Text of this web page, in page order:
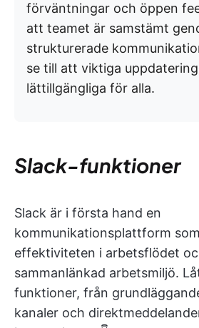
förväntningar och öppen
att teamet är samstämt
strukturerade
se till att viktiga
lättillgängliga för alla.
Slack-funktioner
Slack är i första hand en
kommunikationsplattform
effektiviteten i arbetsflödet
sammanlänkad arbetsmiljö.
funktioner, från
kanaler och